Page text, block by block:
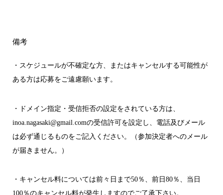
備考
・スケジュールが不確定な方、またはキャンセルする可能性が
ある方は応募をご遠慮願います。
・ドメイン指定・受信拒否の設定をされている方は、
inoa.nagasaki@gmail.comの受信許可を設定し、電話及びメール
は必ず通じるものをご記入ください。（参加決定者へのメール
が届きません。）
・キャンセル料については前々日まで50％、前日80％、当日
100％のキャンセル料が発生しますのでご了承下さい。